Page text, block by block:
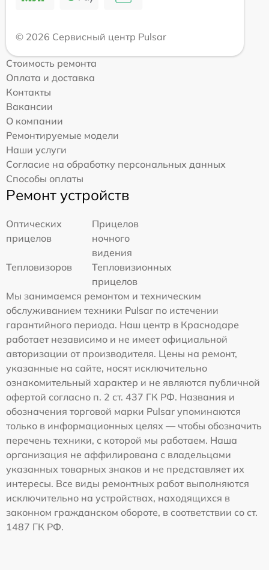
© 2026 Сервисный центр Pulsar
Стоимость ремонта
Оплата и доставка
Контакты
Вакансии
О компании
Ремонтируемые модели
Наши услуги
Согласие на обработку персональных данных
Способы оплаты
Ремонт устройств
Оптических
прицелов
Прицелов
ночного
видения
Тепловизоров
Тепловизионных
прицелов
Мы занимаемся ремонтом и техническим
обслуживанием техники Pulsar по истечении
гарантийного периода. Наш центр в Краснодаре
работает независимо и не имеет официальной
авторизации от производителя. Цены на ремонт,
указанные на сайте, носят исключительно
ознакомительный характер и не являются публичной
офертой согласно п. 2 ст. 437 ГК РФ. Названия и
обозначения торговой марки Pulsar упоминаются
только в информационных целях — чтобы обозначить
перечень техники, с которой мы работаем. Наша
организация не аффилирована с владельцами
указанных товарных знаков и не представляет их
интересы. Все виды ремонтных работ выполняются
исключительно на устройствах, находящихся в
законном гражданском обороте, в соответствии со ст.
1487 ГК РФ.